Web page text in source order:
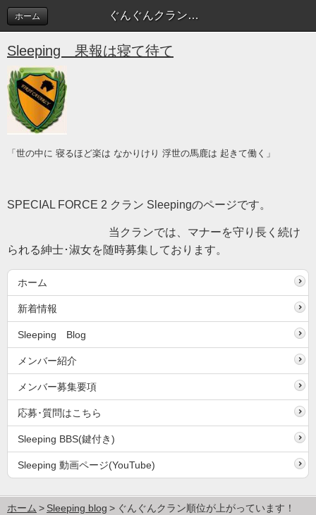
ぐんぐんクラン順位が上がっています！ | Sleeping blog
ホーム
Sleeping 果報は寝て待て
「世の中に 寝るほど楽は なかりけり 浮世の馬鹿は 起きて働く」
SPECIAL FORCE 2 クラン Sleepingのページです。
当クランでは、マナーを守り長く続け
られる紳士･淑女を随時募集しております。
ホーム
新着情報
Sleeping Blog
メンバー紹介
メンバー募集要項
応募･質問はこちら
Sleeping BBS(鍵付き)
Sleeping 動画ページ(YouTube)
ホーム Sleeping blog ぐんぐんクラン順位が上がっています！